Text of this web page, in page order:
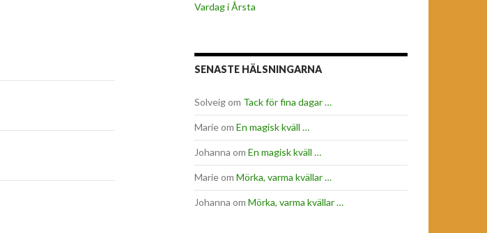
Vardag i Årsta
SENASTE HÄLSNINGARNA
Solveigom Tack för fina dagar …
Marieom En magisk kväll …
Johanna om En magisk kväll …
Marieom Mörka, varma kvällar …
Johanna om Mörka, varma kvällar …